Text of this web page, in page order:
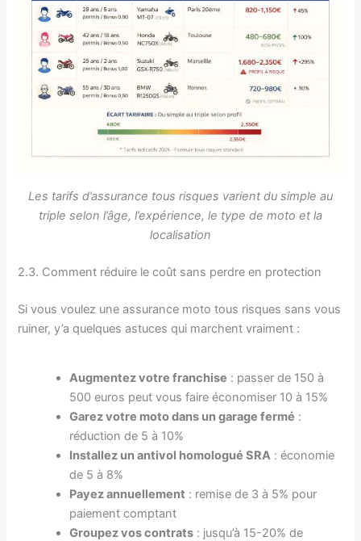
Les tarifs d’assurance tous risques varient du simple au
triple selon l’âge, l’expérience, le type de moto et la
localisation
2.3. Comment réduire le coût sans perdre en protection
Si vous voulez une assurance moto tous risques sans vous
ruiner, y’a quelques astuces qui marchent vraiment :
Augmentez votre franchise : passer de 150 à
500 euros peut vous faire économiser 10 à 15%
Garez votre moto dans un garage fermé :
réduction de 5 à 10%
Installez un antivol homologué SRA : économie
de 5 à 8%
Payez annuellement : remise de 3 à 5% pour
paiement comptant
Groupez vos contrats : jusqu’à 15-20% de